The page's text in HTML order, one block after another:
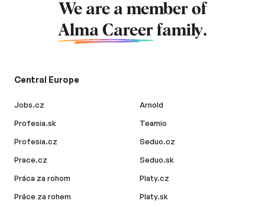
We are a member of
Alma Career family.
Central Europe
Jobs.cz
Profesia.sk
Profesia.cz
Prace.cz
Práca za rohom
Práce za rohem
Arnold
Teamio
Seduo.cz
Seduo.sk
Platy.cz
Platy.sk